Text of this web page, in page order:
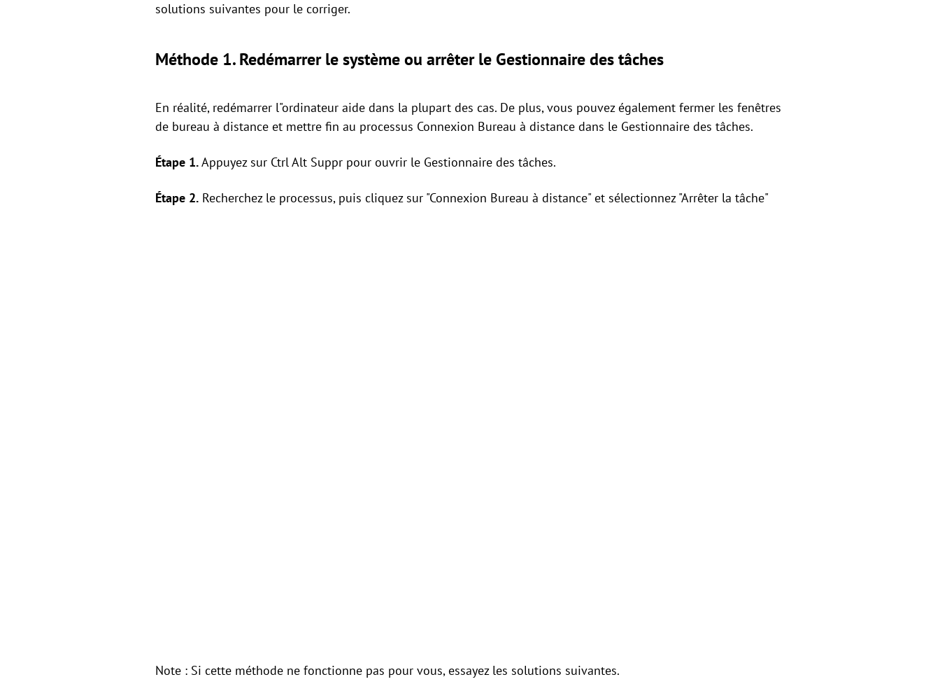
solutions suivantes pour le corriger.
Méthode 1. Redémarrer le système ou arrêter le Gestionnaire des tâches
En réalité, redémarrer l"ordinateur aide dans la plupart des cas. De plus, vous pouvez également fermer les fenêtres
de bureau à distance et mettre fin au processus Connexion Bureau à distance dans le Gestionnaire des tâches.
Étape 1.Appuyez sur Ctrl Alt Suppr pour ouvrir le Gestionnaire des tâches.
Étape 2. Recherchez le processus, puis cliquez sur "Connexion Bureau à distance" et sélectionnez "Arrêter la tâche"
Note : Si cette méthode ne fonctionne pas pour vous, essayez les solutions suivantes.